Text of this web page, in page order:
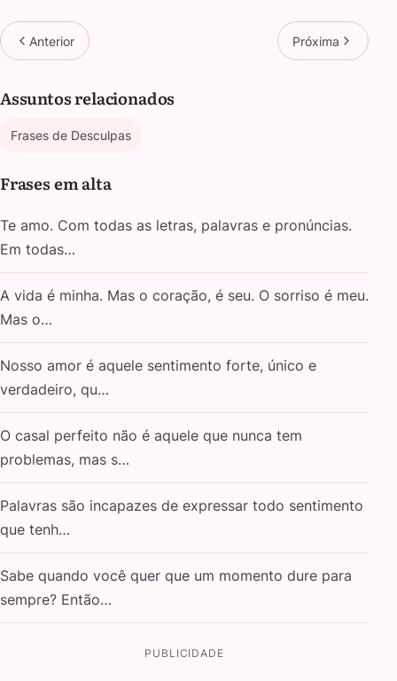
Anterior Próxima
Assuntos relacionados
Frases de Desculpas
Frases em alta
Te amo. Com todas as letras, palavras e pronúncias.
Em todas…
A vida é minha. Mas o coração, é seu. O sorriso é meu.
Mas o…
Nosso amor é aquele sentimento forte, único e
verdadeiro, qu…
O casal perfeito não é aquele que nunca tem
problemas, mas s…
Palavras são incapazes de expressar todo sentimento
que tenh…
Sabe quando você quer que um momento dure para
sempre? Então…
PUBLICIDADE